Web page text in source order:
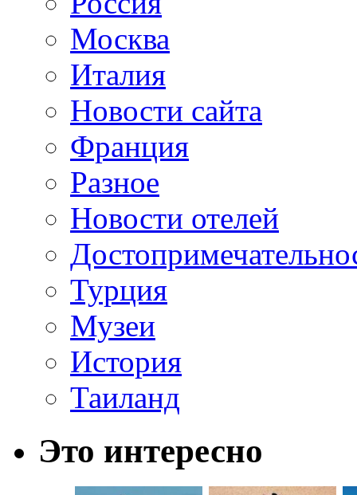
Москва
Италия
Новости сайта
Франция
Разное
Новости отелей
Турция
Музеи
История
Таиланд
Это интересно